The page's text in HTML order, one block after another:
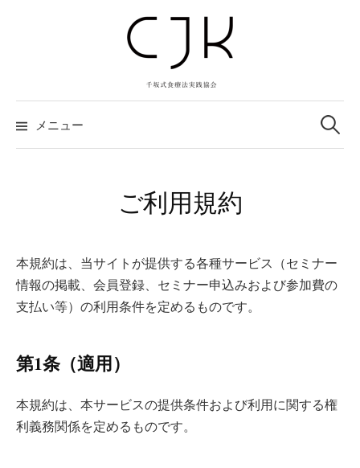
ツ
へ メニュー
検
索:
ご利用規約
本規約は、当サイトが提供する各種サービス（セミナー
情報の掲載、会員登録、セミナー申込みおよび参加費の
支払い等）の利用条件を定めるものです。
第1条（適用）
本規約は、本サービスの提供条件および利用に関する権
利義務関係を定めるものです。